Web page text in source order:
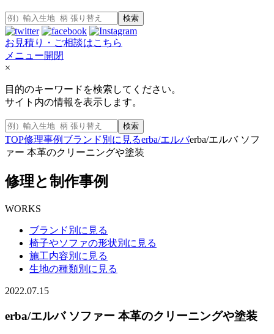
検索
お見積り・ご相談はこちら
メニュー開閉
×
目的のキーワードを検索してください。
サイト内の情報を表示します。
検索
TOP修理事例 ブランド別に見るerba/エルバerba/エルバ ソフ
ァー 本革のクリーニングや塗装
修理と制作事例
WORKS
ブランド別に見る
椅子やソファの形状別に見る
施工内容別に見る
生地の種類別に見る
2022.07.15
erba/エルバ ソファー 本革のクリーニングや塗装